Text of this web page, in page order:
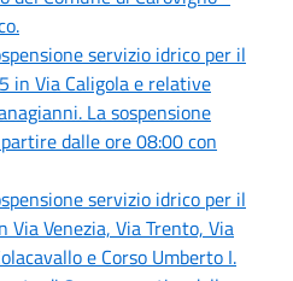
servizio idrico per il
in Via Caligola e relative
La sospensione
dalle ore 08:00 con
servizio idrico per il
Venezia, Via Trento, Via
e Corso Umberto I.